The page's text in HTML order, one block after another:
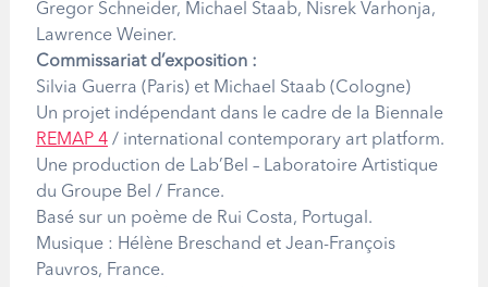
Gregor Schneider, Michael Staab, Nisrek Varhonja,
Lawrence Weiner.
Commissariat d’exposition :
Silvia Guerra (Paris) et Michael Staab (Cologne)
Un projet indépendant dans le cadre de la Biennale
REMAP 4/ international contemporary art platform.
Une production de Lab’Bel – Laboratoire Artistique
du Groupe Bel / France.
Basé sur un poème de Rui Costa, Portugal.
Musique : Hélène Breschand et Jean-François
Pauvros, France.